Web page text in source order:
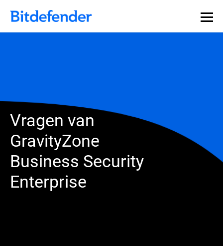
Vragen van
GravityZone
Business Security
Enterprise